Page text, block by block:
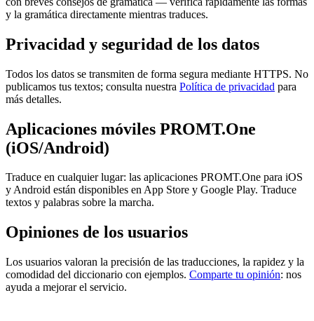
y la gramática directamente mientras traduces.
Privacidad y seguridad de los datos
Todos los datos se transmiten de forma segura mediante HTTPS. No
publicamos tus textos; consulta nuestra Política de privacidad para
más detalles.
Aplicaciones móviles PROMT.One
(iOS/Android)
Traduce en cualquier lugar: las aplicaciones PROMT.One para iOS
y Android están disponibles en App Store y Google Play. Traduce
textos y palabras sobre la marcha.
Opiniones de los usuarios
Los usuarios valoran la precisión de las traducciones, la rapidez y la
comodidad del diccionario con ejemplos. Comparte tu opinión: nos
ayuda a mejorar el servicio.